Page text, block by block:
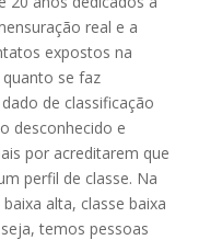
real e a
expostos na
se faz
de classificação
desconhecido e
por acreditarem que
perfil de classe. Na
alta, classe baixa
temos pessoas